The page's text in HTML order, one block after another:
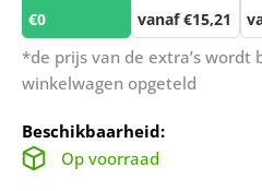
€0 vanaf €15,21
*de prijs van de extra’s
winkelwagen opgeteld
Beschikbaarheid:
Op voorraad